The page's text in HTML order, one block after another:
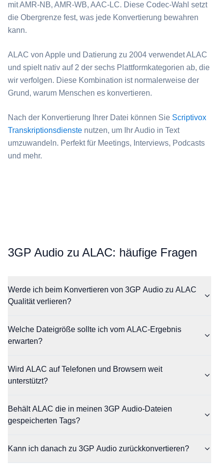
mit AMR-NB, AMR-WB, AAC-LC. Diese Codec-Wahl setzt
die Obergrenze fest, was jede Konvertierung bewahren
kann.
⁦ALAC⁩ von Apple und Datierung zu 2004 verwendet ALAC
und spielt nativ auf 2 der sechs Plattformkategorien ab, die
wir verfolgen. Diese Kombination ist normalerweise der
Grund, warum Menschen es konvertieren.
Nach der Konvertierung Ihrer Datei können Sie Scriptivox
Transkriptionsdienste nutzen, um Ihr Audio in Text
umzuwandeln. Perfekt für Meetings, Interviews, Podcasts
und mehr.
⁦3GP Audio⁩ zu ⁦ALAC⁩: häufige Fragen
Werde ich beim Konvertieren von 3GP Audio zu ALAC
Qualität verlieren?
Welche Dateigröße sollte ich vom ALAC-Ergebnis
erwarten?
Wird ALAC auf Telefonen und Browsern weit
unterstützt?
Behält ALAC die in meinen 3GP Audio-Dateien
gespeicherten Tags?
Kann ich danach zu 3GP Audio zurückkonvertieren?